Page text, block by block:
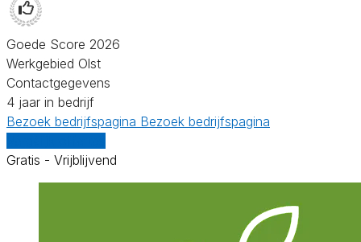
Goede Score 2026
Werkgebied Olst
Contactgegevens
4 jaar in bedrijf
Bezoek bedrijfspagina Bezoek bedrijfspagina
Gratis - Vrijblijvend